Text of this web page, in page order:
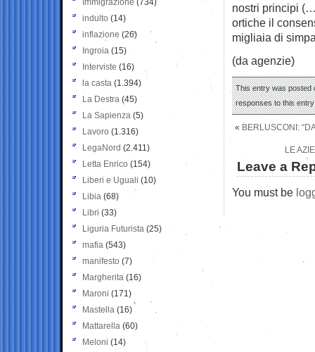
nostri principi
ortiche il
migliaia di
(da agenzie)
This entry was posted
responses to this
« BERLUSCONI:
LE
Leave a
You must be
Immigrazione (734)
indulto (14)
inflazione (26)
Ingroia (15)
Interviste (16)
la casta (1.394)
La Destra (45)
La Sapienza (5)
Lavoro (1.316)
LegaNord (2.411)
Letta Enrico (154)
Liberi e Uguali (10)
Libia (68)
Libri (33)
Liguria Futurista (25)
mafia (543)
manifesto (7)
Margherita (16)
Maroni (171)
Mastella (16)
Mattarella (60)
Meloni (14)